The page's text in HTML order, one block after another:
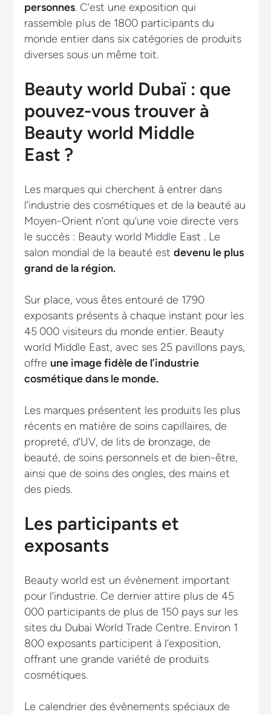
personnes. C’est une exposition qui
rassemble plus de 1800 participants du
monde entier dans six catégories de produits
diverses sous un même toit.
Beauty world Dubaï : que
pouvez-vous trouver à
Beauty world Middle
East ?
Les marques qui cherchent à entrer dans
l’industrie des cosmétiques et de la beauté au
Moyen-Orient n’ont qu’une voie directe vers
le succès : Beauty world Middle East . Le
salon mondial de la beauté estdevenu le plus
grand de la région.
Sur place, vous êtes entouré de 1790
exposants présents à chaque instant pour les
45 000 visiteurs du monde entier. Beauty
world Middle East, avec ses 25 pavillons pays,
offre une image fidèle de l’industrie
cosmétique dans le monde.
Les marques présentent les produits les plus
récents en matière de soins capillaires, de
propreté, d’UV, de lits de bronzage, de
beauté, de soins personnels et de bien-être,
ainsi que de soins des ongles, des mains et
des pieds.
Les participants et
exposants
Beauty world est un évènement important
pour l’industrie. Ce dernier attire plus de 45
000 participants de plus de 150 pays sur les
sites du Dubai World Trade Centre. Environ 1
800 exposants participent à l’exposition,
offrant une grande variété de produits
cosmétiques.
Le calendrier des évènements spéciaux de